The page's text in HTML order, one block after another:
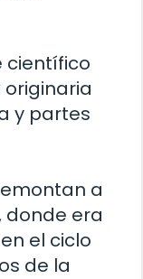
científico
originaria
y partes
a
donde era
el ciclo
de la